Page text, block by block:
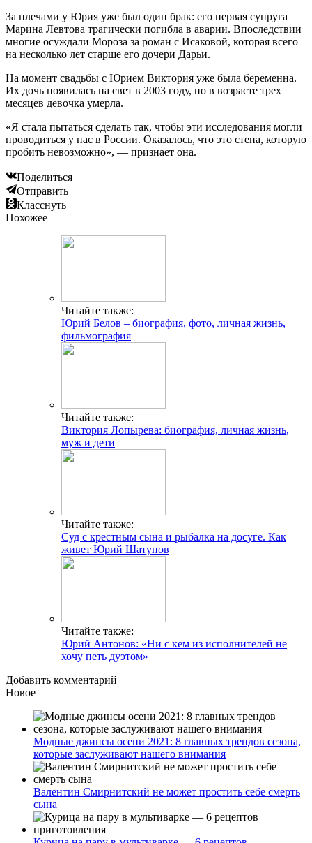
За плечами у Юрия уже был один брак: его первая супруга
Марина Левтова трагически погибла в аварии. Впоследствии
многие осуждали Мороза за роман с Исаковой, которая всего
на несколько лет старше его дочери Дарьи.
На момент свадьбы с Юрием Виктория уже была беременна.
Их дочь появилась на свет в 2003 году, но в возрасте трех
месяцев девочка умерла.
«Я стала пытаться сделать так, чтобы эти исследования могли
проводиться у нас в России. Оказалось, что это стена, которую
пробить невозможно», — признает она.
Поделиться
Отправить
Класснуть
Похожее
Читайте также:
Юрий Белов – биография, фото, личная жизнь,
фильмография
Читайте также:
Виктория Лопырева: биография, личная жизнь,
муж и дети
Читайте также:
Суд с крестным сына и рыбалка на досуге. Как
живет Юрий Шатунов
Читайте также:
Юрий Антонов: «Ни с кем из исполнителей не
хочу петь дуэтом»
Добавить комментарий
Новое
Модные джинсы осени 2021: 8 главных трендов сезона,
которые заслуживают нашего внимания
Валентин Смирнитский не может простить себе смерть
сына